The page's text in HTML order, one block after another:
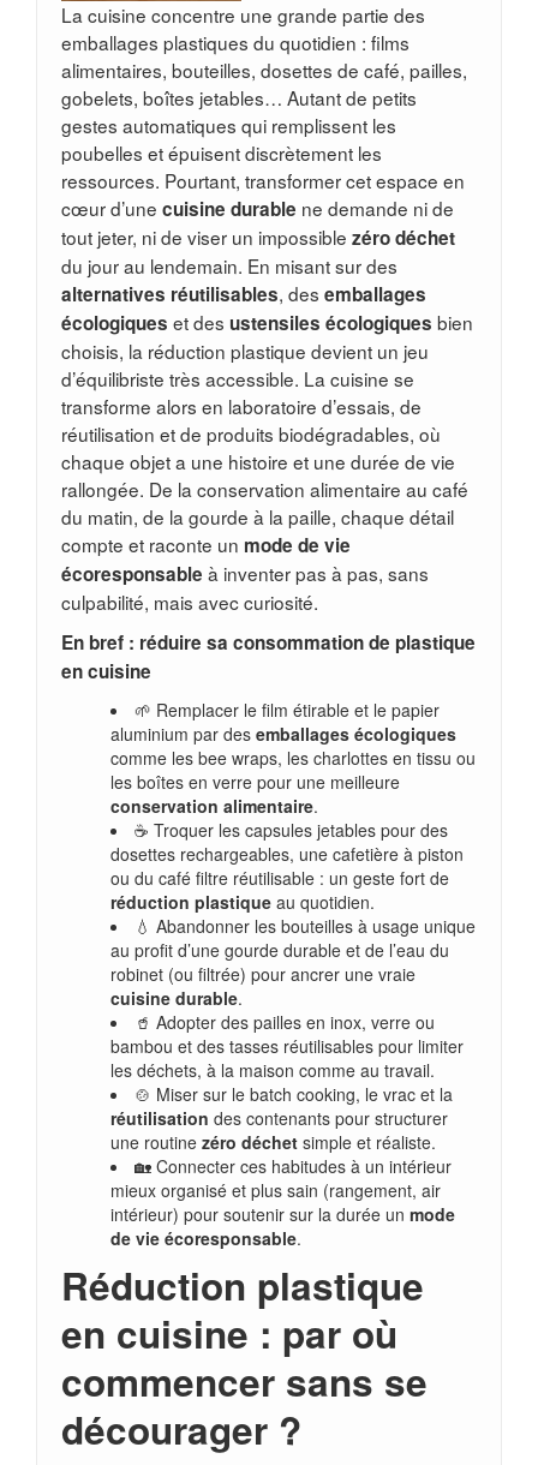
La cuisine concentre une grande partie des
emballages plastiques du quotidien : films
alimentaires, bouteilles, dosettes de café, pailles,
gobelets, boîtes jetables… Autant de petits
gestes automatiques qui remplissent les
poubelles et épuisent discrètement les
ressources. Pourtant, transformer cet espace en
cœur d’une cuisine durable ne demande ni de
tout jeter, ni de viser un impossible zéro déchet
du jour au lendemain. En misant sur des
alternatives réutilisables, des emballages
écologiques et des ustensiles écologiques bien
choisis, la réduction plastique devient un jeu
d’équilibriste très accessible. La cuisine se
transforme alors en laboratoire d’essais, de
réutilisation et de produits biodégradables, où
chaque objet a une histoire et une durée de vie
rallongée. De la conservation alimentaire au café
du matin, de la gourde à la paille, chaque détail
compte et raconte un mode de vie
écoresponsable à inventer pas à pas, sans
culpabilité, mais avec curiosité.
En bref : réduire sa consommation de plastique
en cuisine
🌱 Remplacer le film étirable et le papier
aluminium par des emballages écologiques
comme les bee wraps, les charlottes en tissu ou
les boîtes en verre pour une meilleure
conservation alimentaire.
☕ Troquer les capsules jetables pour des
dosettes rechargeables, une cafetière à piston
ou du café filtre réutilisable : un geste fort de
réduction plastiqueau quotidien.
💧 Abandonner les bouteilles à usage unique
au profit d’une gourde durable et de l’eau du
robinet (ou filtrée) pour ancrer une vraie
cuisine durable.
🥤 Adopter des pailles en inox, verre ou
bambou et des tasses réutilisables pour limiter
les déchets, à la maison comme au travail.
🍲 Miser sur le batch cooking, le vrac et la
réutilisation des contenants pour structurer
une routine zéro déchetsimple et réaliste.
🏡 Connecter ces habitudes à un intérieur
mieux organisé et plus sain (rangement, air
intérieur) pour soutenir sur la durée un mode
de vie écoresponsable.
Réduction plastique
en cuisine : par où
commencer sans se
décourager ?